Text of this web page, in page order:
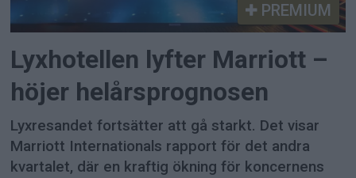
PREMIUM
Lyxhotellen lyfter Marriott –
höjer helårsprognosen
Lyxresandet fortsätter att gå starkt. Det visar
Marriott Internationals rapport för det andra
kvartalet, där en kraftig ökning för koncernens